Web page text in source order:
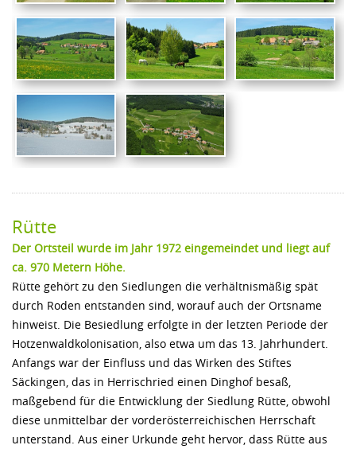
Rütte
Der Ortsteil wurde im Jahr 1972 eingemeindet und liegt auf
ca. 970 Metern Höhe.
Rütte gehört zu den Siedlungen die verhältnismäßig spät
durch Roden entstanden sind, worauf auch der Ortsname
hinweist. Die Besiedlung erfolgte in der letzten Periode der
Hotzenwaldkolonisation, also etwa um das 13. Jahrhundert.
Anfangs war der Einfluss und das Wirken des Stiftes
Säckingen, das in Herrischried einen Dinghof besaß,
maßgebend für die Entwicklung der Siedlung Rütte, obwohl
diese unmittelbar der vorderösterreichischen Herrschaft
unterstand. Aus einer Urkunde geht hervor, dass Rütte aus